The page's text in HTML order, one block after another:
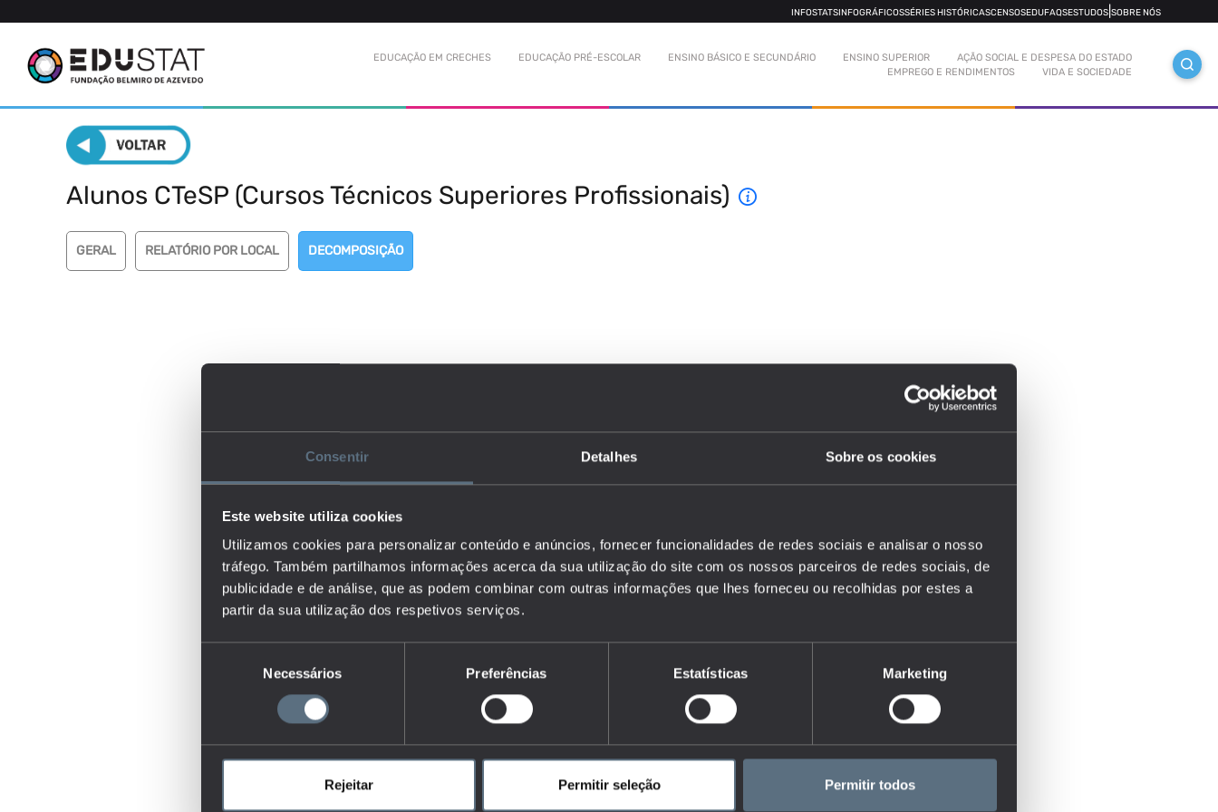
Consentir Detalhes Sobre os cookies
Este website utiliza cookies
Utilizamos cookies para personalizar conteúdo e anúncios, fornecer funcionalidades de redes sociais e analisar o nosso
tráfego. Também partilhamos informações acerca da sua utilização do site com os nossos parceiros de redes sociais, de
publicidade e de análise, que as podem combinar com outras informações que lhes forneceu ou recolhidas por estes a
partir da sua utilização dos respetivos serviços.
consentimento
Necessários Preferências Estatísticas Marketing
Rejeitar Permitir seleção Permitir todos
INFOSTATSINFOGRÁFICOSSÉRIES HISTÓRICASCENSOSEDUFAQSESTUDOS SOBRE NÓS
EDUCAÇÃO EM CRECHES EDUCAÇÃO PRÉ-ESCOLAR ENSINO BÁSICO E SECUNDÁRIO ENSINO SUPERIOR
AÇÃO SOCIAL E DESPESA DO ESTADO
EMPREGO E RENDIMENTOS
VIDA E SOCIEDADE
Alunos CTeSP (Cursos Técnicos Superiores Profissionais)
GERAL RELATÓRIO POR LOCAL DECOMPOSIÇÃO